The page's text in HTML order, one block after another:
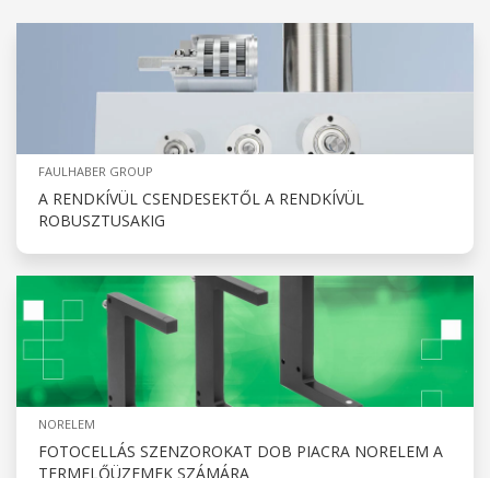
FAULHABER GROUP
A RENDKÍVÜL CSENDESEKTŐL A RENDKÍVÜL
ROBUSZTUSAKIG
NORELEM
FOTOCELLÁS SZENZOROKAT DOB PIACRA NORELEM A
TERMELŐÜZEMEK SZÁMÁRA